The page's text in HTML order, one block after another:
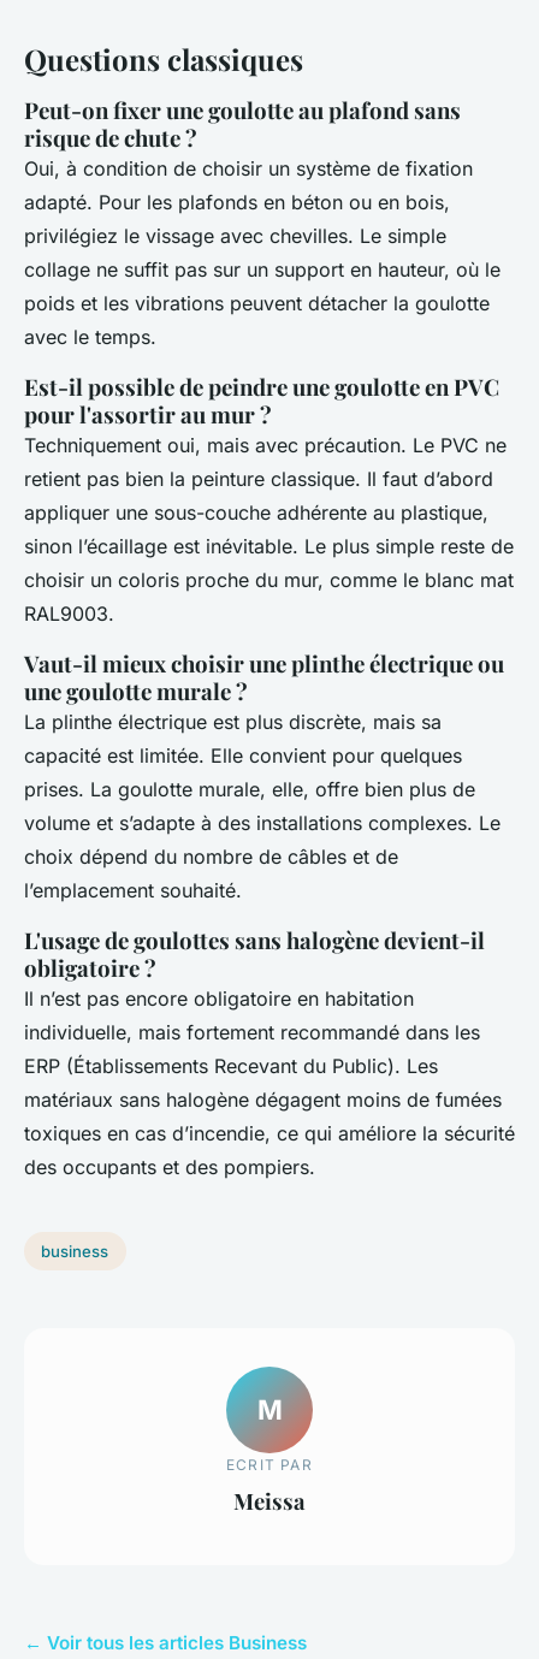
Questions classiques
Peut-on fixer une goulotte au plafond sans
risque de chute ?
Oui, à condition de choisir un système de fixation
adapté. Pour les plafonds en béton ou en bois,
privilégiez le vissage avec chevilles. Le simple
collage ne suffit pas sur un support en hauteur, où le
poids et les vibrations peuvent détacher la goulotte
avec le temps.
Est-il possible de peindre une goulotte en PVC
pour l'assortir au mur ?
Techniquement oui, mais avec précaution. Le PVC ne
retient pas bien la peinture classique. Il faut d’abord
appliquer une sous-couche adhérente au plastique,
sinon l’écaillage est inévitable. Le plus simple reste de
choisir un coloris proche du mur, comme le blanc mat
RAL9003.
Vaut-il mieux choisir une plinthe électrique ou
une goulotte murale ?
La plinthe électrique est plus discrète, mais sa
capacité est limitée. Elle convient pour quelques
prises. La goulotte murale, elle, offre bien plus de
volume et s’adapte à des installations complexes. Le
choix dépend du nombre de câbles et de
l’emplacement souhaité.
L'usage de goulottes sans halogène devient-il
obligatoire ?
Il n’est pas encore obligatoire en habitation
individuelle, mais fortement recommandé dans les
ERP (Établissements Recevant du Public). Les
matériaux sans halogène dégagent moins de fumées
toxiques en cas d’incendie, ce qui améliore la sécurité
des occupants et des pompiers.
business
M
ECRIT PAR
Meissa
← Voir tous les articles Business